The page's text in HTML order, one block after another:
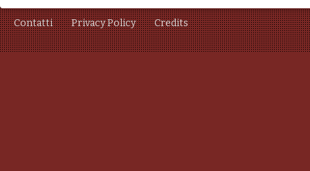
Contatti Privacy Policy Credits